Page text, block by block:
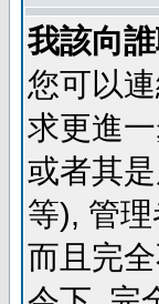
我該向
您可以
求更進
或者其
等), 管
而且完